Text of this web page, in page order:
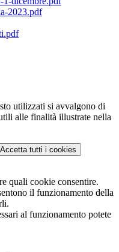
2023.pdf
utilizzati si avvalgono di
alle finalità illustrate nella
Accetta tutti i cookies
quali cookie consentire.
il funzionamento della
al funzionamento potete